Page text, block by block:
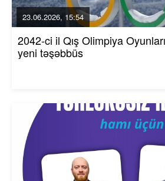
23.06.2026, 15:54
2042-ci il Qış Olimpiya
yeni təşəbbüs